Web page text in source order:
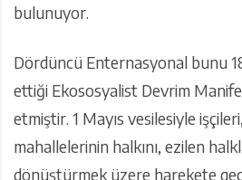
bulunuyor.
Dördüncü Enternasyonal bunu
ettiği Ekososyalist Devrim
etmiştir. 1 Mayıs vesilesiyle
mahallelerinin halkını, ezilen
dönüştürmek üzere harekete